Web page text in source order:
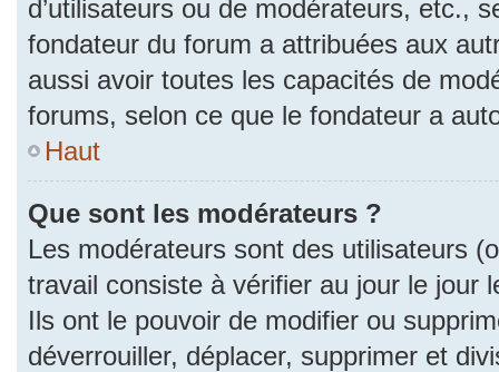
d’utilisateurs ou de modérateurs, etc.,
fondateur du forum a attribuées aux
aussi avoir toutes les capacités de
forums, selon ce que le fondateur a
Haut
Que sont les modérateurs ?
Les modérateurs sont des utilisateurs
travail consiste à vérifier au jour le jour
Ils ont le pouvoir de modifier ou
déverrouiller, déplacer, supprimer et